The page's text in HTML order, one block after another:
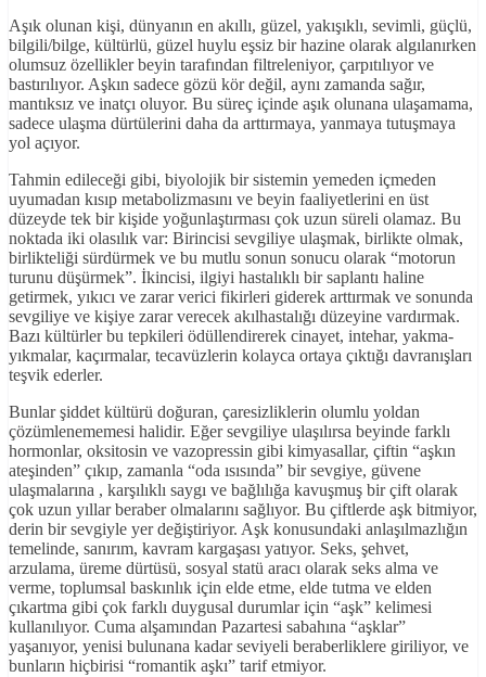
Aşık olunan kişi, dünyanın en akıllı, güzel, yakışıklı, sevimli, güçlü,
bilgili/bilge, kültürlü, güzel huylu eşsiz bir hazine olarak algılanırken
olumsuz özellikler beyin tarafından filtreleniyor, çarpıtılıyor ve
bastırılıyor. Aşkın sadece gözü kör değil, aynı zamanda sağır,
mantıksız ve inatçı oluyor. Bu süreç içinde aşık olunana ulaşamama,
sadece ulaşma dürtülerini daha da arttırmaya, yanmaya tutuşmaya
yol açıyor.
Tahmin edileceği gibi, biyolojik bir sistemin yemeden içmeden
uyumadan kısıp metabolizmasını ve beyin faaliyetlerini en üst
düzeyde tek bir kişide yoğunlaştırması çok uzun süreli olamaz. Bu
noktada iki olasılık var: Birincisi sevgiliye ulaşmak, birlikte olmak,
birlikteliği sürdürmek ve bu mutlu sonun sonucu olarak “motorun
turunu düşürmek”. İkincisi, ilgiyi hastalıklı bir saplantı haline
getirmek, yıkıcı ve zarar verici fikirleri giderek arttırmak ve sonunda
sevgiliye ve kişiye zarar verecek akılhastalığı düzeyine vardırmak.
Bazı kültürler bu tepkileri ödüllendirerek cinayet, intehar, yakma-
yıkmalar, kaçırmalar, tecavüzlerin kolayca ortaya çıktığı davranışları
teşvik ederler.
Bunlar şiddet kültürü doğuran, çaresizliklerin olumlu yoldan
çözümlenememesi halidir. Eğer sevgiliye ulaşılırsa beyinde farklı
hormonlar, oksitosin ve vazopressin gibi kimyasallar, çiftin “aşkın
ateşinden” çıkıp, zamanla “oda ısısında” bir sevgiye, güvene
ulaşmalarına , karşılıklı saygı ve bağlılığa kavuşmuş bir çift olarak
çok uzun yıllar beraber olmalarını sağlıyor. Bu çiftlerde aşk bitmiyor,
derin bir sevgiyle yer değiştiriyor. Aşk konusundaki anlaşılmazlığın
temelinde, sanırım, kavram kargaşası yatıyor. Seks, şehvet,
arzulama, üreme dürtüsü, sosyal statü aracı olarak seks alma ve
verme, toplumsal baskınlık için elde etme, elde tutma ve elden
çıkartma gibi çok farklı duygusal durumlar için “aşk” kelimesi
kullanılıyor. Cuma alşamından Pazartesi sabahına “aşklar”
yaşanıyor, yenisi bulunana kadar seviyeli beraberliklere giriliyor, ve
bunların hiçbirisi “romantik aşkı” tarif etmiyor.